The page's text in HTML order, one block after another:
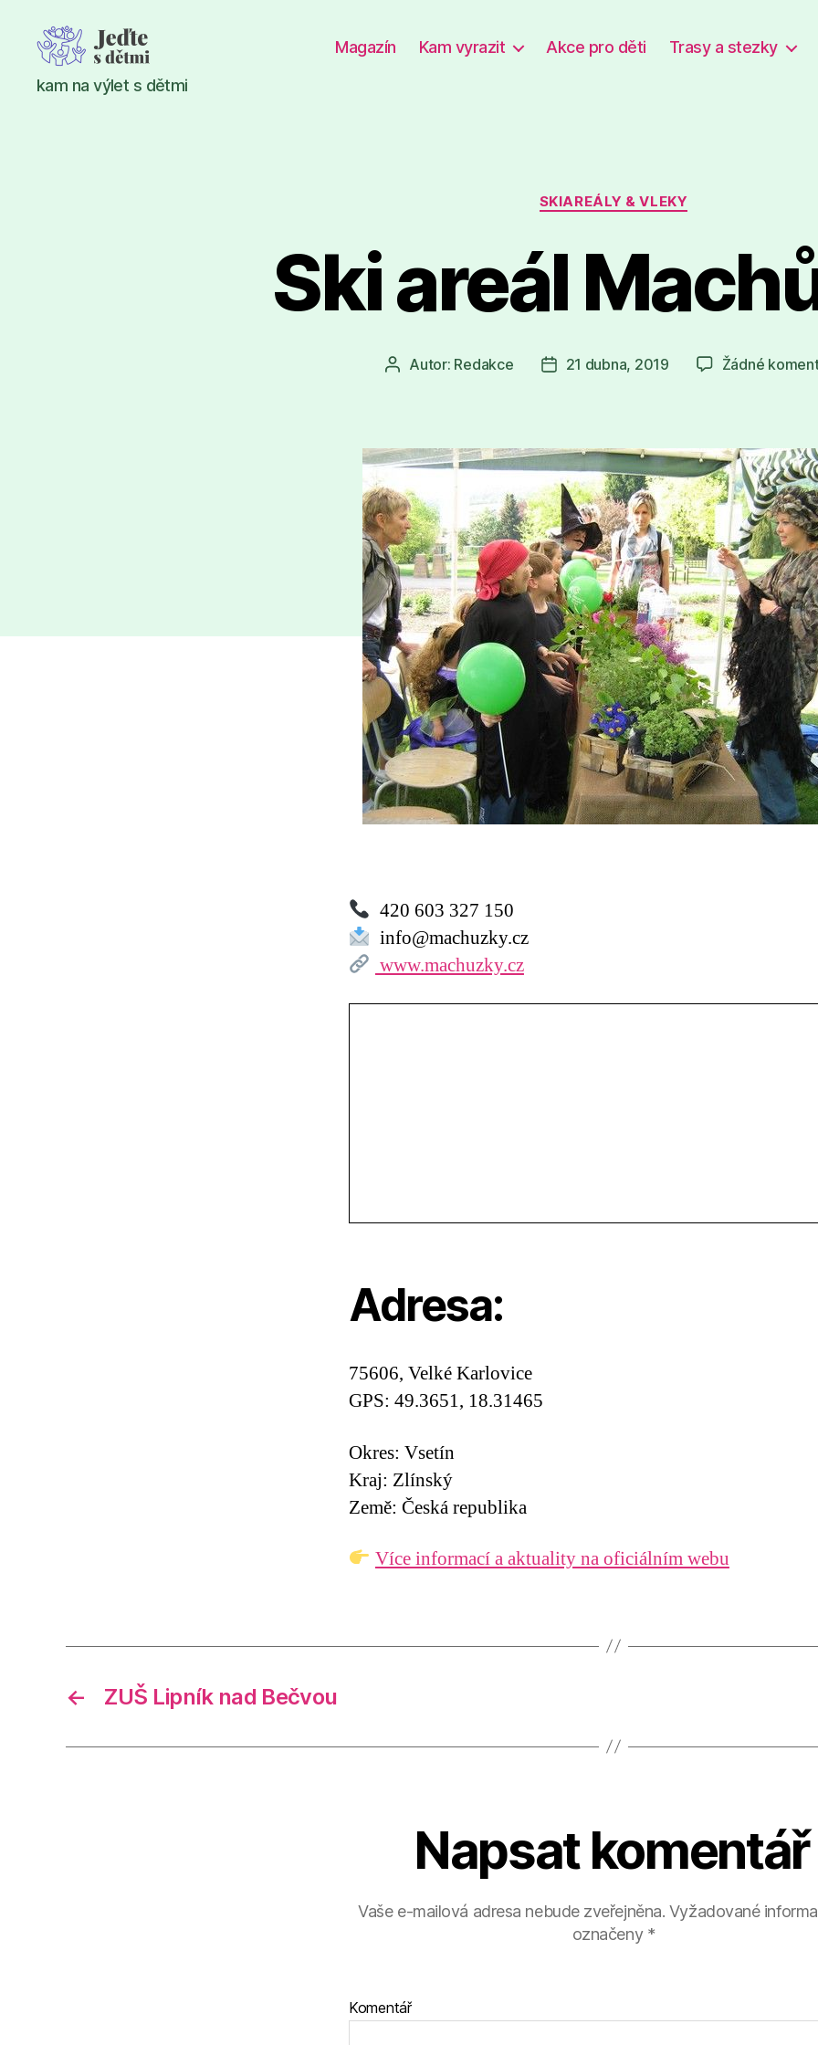
Jeďte
s
kam na výlet s dětmi
Magazín Kam vyrazit Akce pro děti Trasy a stezky
Rubriky
SKIAREÁLY & VLEKY
Ski areál
AutorAutor: Redakce
Datum
21 dubna, 2019 Žádné
420 603 327 150
info@machuzky.cz
www.machuzky.cz
Adresa:
75606, Velké Karlovice
GPS: 49.3651, 18.31465
Okres: Vsetín
Kraj: Zlínský
Země: Česká republika
Více informací a aktuality na oficiálním webu
← ZUŠ Lipník nad Bečvou
Napsat komentář
Vaše e-mailová adresa nebude zveřejněna. Vyžadované
označeny *
Komentář